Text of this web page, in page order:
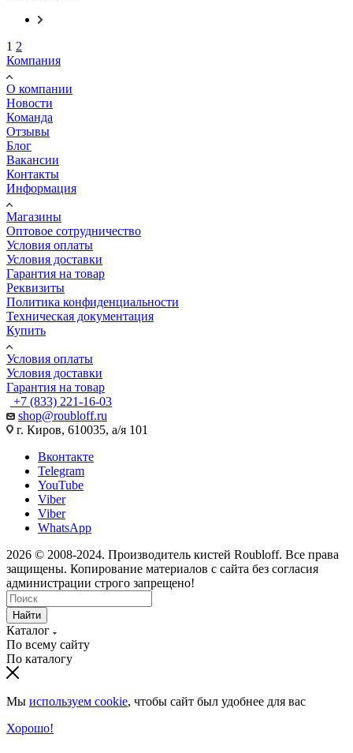
1 2
Компания
О компании
Новости
Команда
Отзывы
Блог
Вакансии
Контакты
Информация
Магазины
Оптовое сотрудничество
Условия оплаты
Условия доставки
Гарантия на товар
Реквизиты
Политика конфиденциальности
Техническая документация
Купить
Условия оплаты
Условия доставки
Гарантия на товар
+7 (833) 221-16-03
shop@roubloff.ru
г. Киров, 610035, а/я 101
Вконтакте
Telegram
YouTube
Viber
Viber
WhatsApp
2026 © 2008-2024. Производитель кистей Roubloff. Все права
защищены. Копирование материалов с сайта без согласия
администрации строго запрещено!
Найти
Каталог
По всему сайту
По каталогу
Мы используем cookie, чтобы сайт был удобнее для вас
Хорошо!